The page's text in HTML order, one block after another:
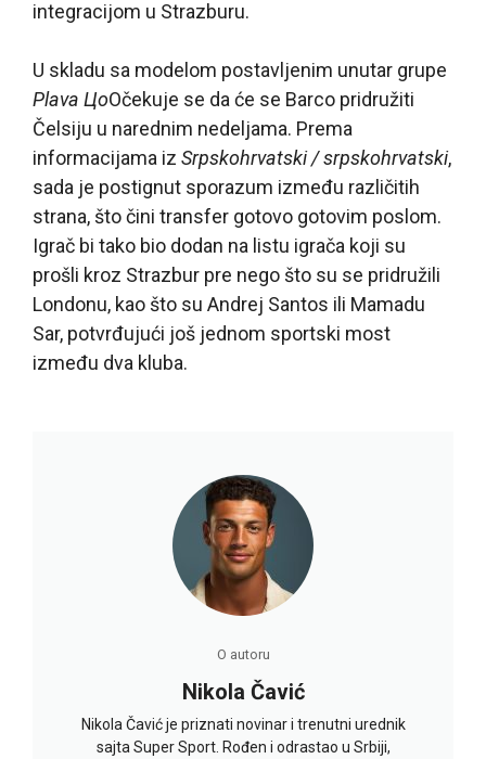
integracijom u Strazburu.
U skladu sa modelom postavljenim unutar grupe
Plava ЦoOčekuje se da će se Barco pridružiti
Čelsiju u narednim nedeljama. Prema
informacijama iz Srpskohrvatski / srpskohrvatski,
sada je postignut sporazum između različitih
strana, što čini transfer gotovo gotovim poslom.
Igrač bi tako bio dodan na listu igrača koji su
prošli kroz Strazbur pre nego što su se pridružili
Londonu, kao što su Andrej Santos ili Mamadu
Sar, potvrđujući još jednom sportski most
između dva kluba.
O autoru
Nikola Čavić
Nikola Čavić je priznati novinar i trenutni urednik
sajta Super Sport. Rođen i odrastao u Srbiji,